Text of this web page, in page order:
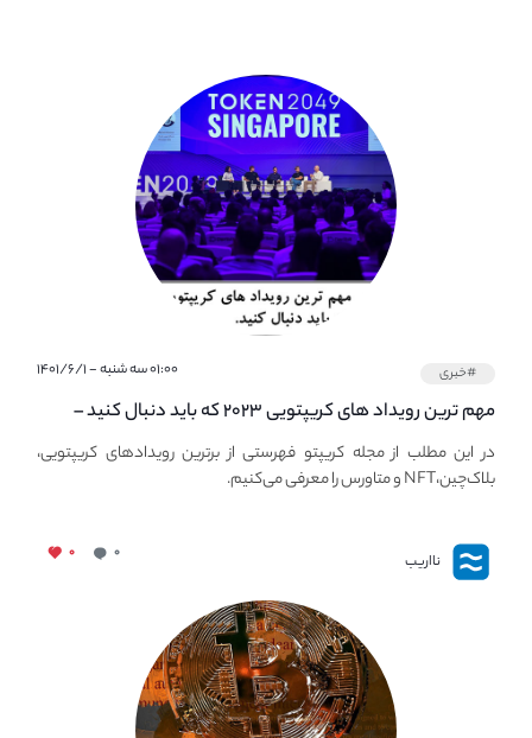
#خبری ۰۱:۰۰ سه شنبه - ۱۴۰۱/۶/۱
مهم ترین رویداد های کریپتویی ۲۰۲۳ که باید دنبال کنید –
معرفی بهترین رویداد های جهانی
در این مطلب از مجله کریپتو فهرستی از برترین رویدادهای کریپتویی،
بلاک‌چین،NFT و متاورس را معرفی می‌کنیم.
نااریب ۰ ۰